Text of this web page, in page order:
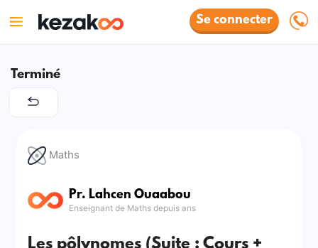
Se connecter
Terminé
Maths
Pr. Lahcen Ouaabou
Enseignant de Maths depuis ans